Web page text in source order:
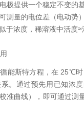
极提供一个稳定不变的
测量的电位差（电动势
于浓度，稀溶液中活度≈
能斯特方程，在 25℃时
。通过预先用已知浓
校准曲线），即可通过测